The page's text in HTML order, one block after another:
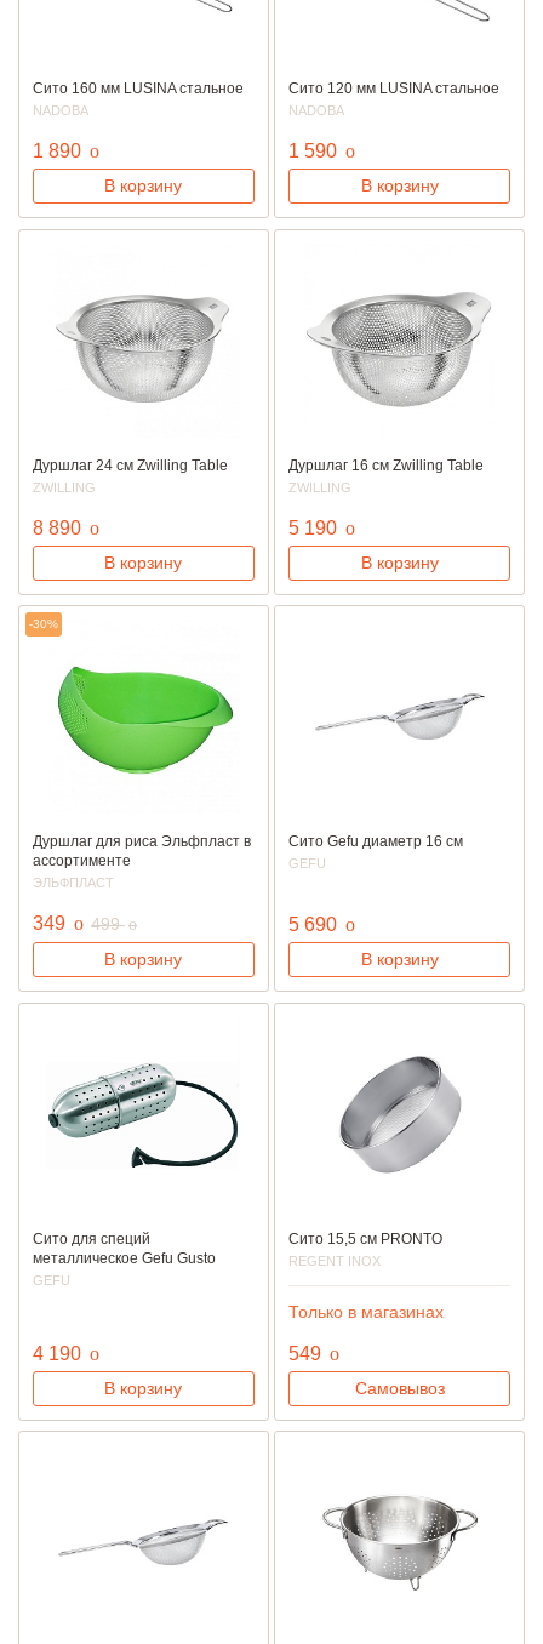
Сито 160 мм LUSINA стальное
NADOBA
1 890 руб.
o
В корзину
Сито 120 мм LUSINA стальное
NADOBA
1 590 руб.
o
В корзину
Дуршлаг 24 см Zwilling Table
ZWILLING
8 890 руб.
o
В корзину
Дуршлаг 16 см Zwilling Table
ZWILLING
5 190 руб.
o
В корзину
-30%
Дуршлаг для риса Эльфпласт в
ассортименте
ЭЛЬФПЛАСТ
349 руб.
o 499руб.
o
В корзину
Сито Gefu диаметр 16 см
GEFU
5 690 руб.
o
В корзину
Сито для специй
металлическое Gefu Gusto
GEFU
4 190 руб.
o
В корзину
Сито 15,5 см PRONTO
REGENT INOX
Только в магазинах
549 руб.
o
Самовывоз